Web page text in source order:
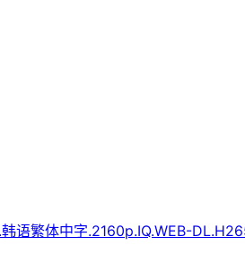
语繁体中字.2160p.IQ.WEB-
题，穿搭了符合1988年的时代发